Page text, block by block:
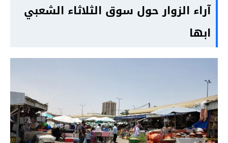
آراء الزوار حول سوق الثلاثاء الشعبي
ابها